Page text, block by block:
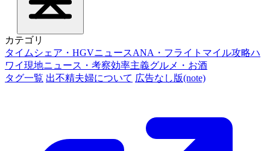
カテゴリ
タイムシェア・HGVニュースANA・フライトマイル攻略ハ
ワイ現地ニュース・考察効率主義グルメ・お酒
タグ一覧 出不精夫婦について 広告なし版(note)